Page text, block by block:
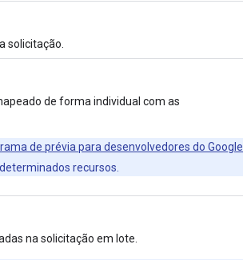
solicitação.
de forma individual com as
de prévia para desenvolvedores do Google
recursos.
na solicitação em lote.